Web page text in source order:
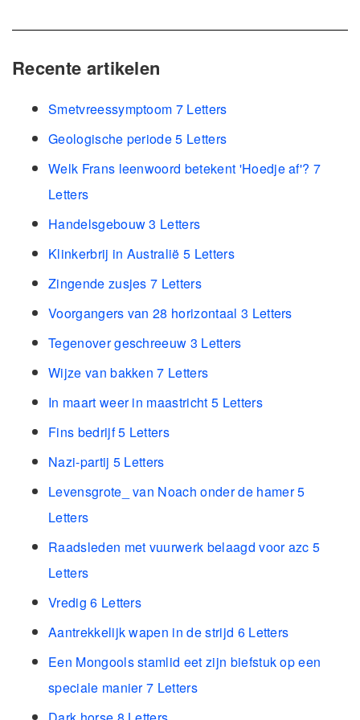
Recente artikelen
Smetvreessymptoom 7 Letters
Geologische periode 5 Letters
Welk Frans leenwoord betekent 'Hoedje af'? 7
Letters
Handelsgebouw 3 Letters
Klinkerbrij in Australië 5 Letters
Zingende zusjes 7 Letters
Voorgangers van 28 horizontaal 3 Letters
Tegenover geschreeuw 3 Letters
Wijze van bakken 7 Letters
In maart weer in maastricht 5 Letters
Fins bedrijf 5 Letters
Nazi-partij 5 Letters
Levensgrote_ van Noach onder de hamer 5
Letters
Raadsleden met vuurwerk belaagd voor azc 5
Letters
Vredig 6 Letters
Aantrekkelijk wapen in de strijd 6 Letters
Een Mongools stamlid eet zijn biefstuk op een
speciale manier 7 Letters